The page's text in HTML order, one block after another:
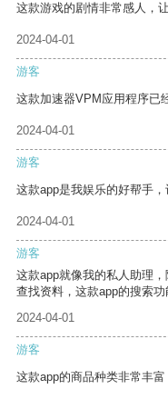
这款游戏的剧情非常感人，
2024-04-01
游客
这款加速器VPM应用程序已
2024-04-01
游客
这款app是我娱乐的好帮手
2024-04-01
游客
这款app就像我的私人助理
查找资料，这款app的搜索
2024-04-01
游客
这款app的商品种类非常丰富